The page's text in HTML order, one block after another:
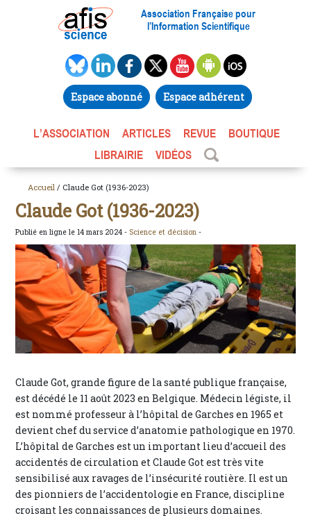
Association Française pour
l’Information Scientifique
Espace abonné Espace adhérent
L’ASSOCIATION ARTICLES REVUE
BOUTIQUE
LIBRAIRIE
VIDÉOS
Accueil / Claude Got (1936-2023)
Claude Got (1936-2023)
Publié en ligne le 14 mars 2024 - Science et décision -
Claude Got, grande figure de la santé publique française,
est décédé le 11 août 2023 en Belgique. Médecin légiste, il
est nommé professeur à l’hôpital de Garches en 1965 et
devient chef du service d’anatomie pathologique en 1970.
L’hôpital de Garches est un important lieu d’accueil des
accidentés de circulation et Claude Got est très vite
sensibilisé aux ravages de l’insécurité routière. Il est un
des pionniers de l’accidentologie en France, discipline
croisant les connaissances de plusieurs domaines.